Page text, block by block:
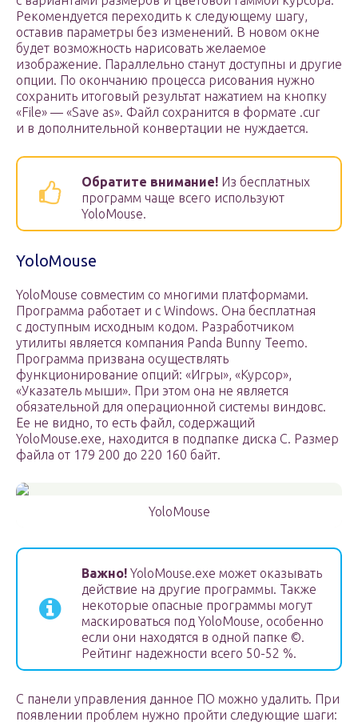
Рекомендуется переходить к следующему шагу,
оставив параметры без изменений. В новом окне
будет возможность нарисовать желаемое
изображение. Параллельно станут доступны и другие
опции. По окончанию процесса рисования нужно
сохранить итоговый результат нажатием на кнопку
«File» — «Save as». Файл сохранится в формате .cur
и в дополнительной конвертации не нуждается.
Обратите внимание! Из бесплатных
программ чаще всего используют
YoloMouse.
YoloMouse
YoloMouse совместим со многими платформами.
Программа работает и с Windows. Она бесплатная
с доступным исходным кодом. Разработчиком
утилиты является компания Panda Bunny Teemo.
Программа призвана осуществлять
функционирование опций: «Игры», «Курсор»,
«Указатель мыши». При этом она не является
обязательной для операционной системы виндовс.
Ее не видно, то есть файл, содержащий
YoloMouse.exe, находится в подпапке диска С. Размер
файла от 179 200 до 220 160 байт.
YoloMouse
Важно! YoloMouse.exe может оказывать
действие на другие программы. Также
некоторые опасные программы могут
маскироваться под YoloMouse, особенно
если они находятся в одной папке ©.
Рейтинг надежности всего 50-52 %.
С панели управления данное ПО можно удалить. При
появлении проблем нужно пройти следующие шаги: